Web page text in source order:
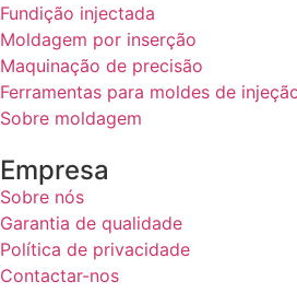
Fundição injectada
Moldagem por inserção
Maquinação de precisão
Ferramentas para moldes de
Sobre moldagem
Empresa
Sobre nós
Garantia de qualidade
Política de privacidade
Contactar-nos